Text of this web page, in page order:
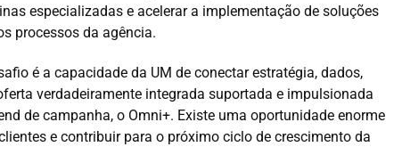
especializadas e acelerar a implementação de soluções
processos da agência.
é a capacidade da UM de conectar estratégia, dados,
verdadeiramente integrada suportada e impulsionada
de campanha, o Omni+. Existe uma oportunidade enorme
e contribuir para o próximo ciclo de crescimento da